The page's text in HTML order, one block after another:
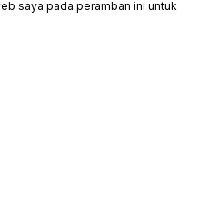
saya pada peramban ini untuk